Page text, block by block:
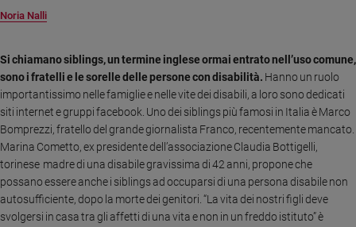
giorno
del
giorno
Società
e
valori
Ambiente
e
Creato
Volontariato
Noria Nalli
Si chiamano siblings, un termine inglese ormai entrato nell’uso comune,
sono i fratelli e le sorelle delle persone con disabilità. Hanno un ruolo
importantissimo nelle famiglie e nelle vite dei disabili, a loro sono dedicati
siti internet e gruppi facebook. Uno dei siblings più famosi in Italia è Marco
Bomprezzi, fratello del grande giornalista Franco, recentemente mancato.
Marina Cometto, ex presidente dell’associazione Claudia Bottigelli,
torinese madre di una disabile gravissima di 42 anni, propone che
possano essere anche i siblings ad occuparsi di una persona disabile non
autosufficiente, dopo la morte dei genitori. “La vita dei nostri figli deve
svolgersi in casa tra gli affetti di una vita e non in un freddo istituto” è